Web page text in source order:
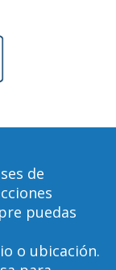
de
puedas
o ubicación.